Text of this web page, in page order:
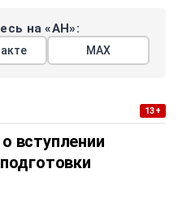
на «АН»:
МАХ
13+
вступлении